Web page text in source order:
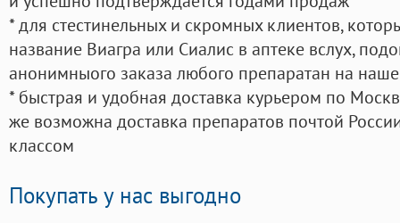
* для стестинельных и скромных клиентов,
название Виагра или Сиалис в аптеке вслух,
анонимныого заказа любого препаратан на
* быстрая и удобная доставка курьером по
же возможна доставка препаратов почтой
классом
Покупать у нас выгодно